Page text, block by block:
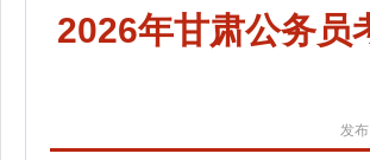
2026年甘肃公务员
发